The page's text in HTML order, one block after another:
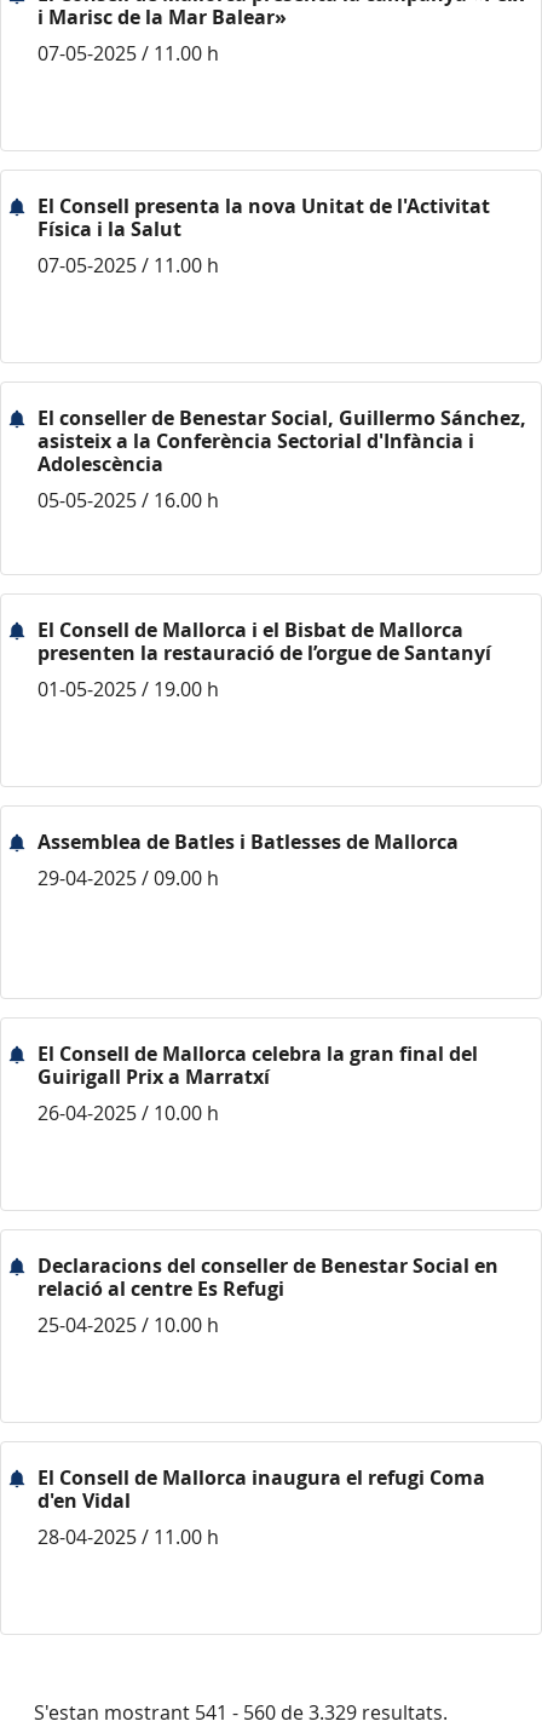
i Marisc de la Mar Balear»
07-05-2025 / 11.00 h
El Consell presenta la nova Unitat de l'Activitat
Física i la Salut
07-05-2025 / 11.00 h
El conseller de Benestar Social, Guillermo Sánchez,
asisteix a la Conferència Sectorial d'Infància i
Adolescència
05-05-2025 / 16.00 h
El Consell de Mallorca i el Bisbat de Mallorca
presenten la restauració de l’orgue de Santanyí
01-05-2025 / 19.00 h
Assemblea de Batles i Batlesses de Mallorca
29-04-2025 / 09.00 h
El Consell de Mallorca celebra la gran final del
Guirigall Prix a Marratxí
26-04-2025 / 10.00 h
Declaracions del conseller de Benestar Social en
relació al centre Es Refugi
25-04-2025 / 10.00 h
El Consell de Mallorca inaugura el refugi Coma
d'en Vidal
28-04-2025 / 11.00 h
S'estan mostrant 541 - 560 de 3.329 resultats.